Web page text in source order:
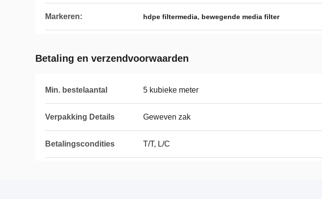
Markeren: hdpe filtermedia, bewegende media filter
Betaling en verzendvoorwaarden
Min. bestelaantal 5 kubieke meter
Verpakking Details Geweven zak
Betalingscondities T/T, L/C